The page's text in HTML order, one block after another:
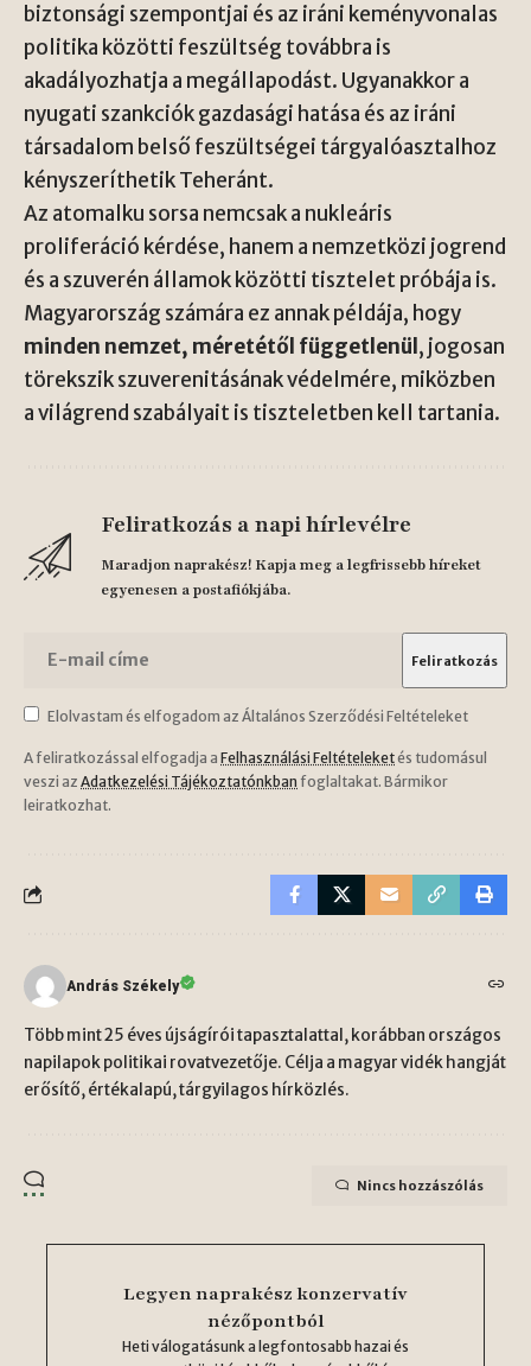
biztonsági szempontjai és az iráni keményvonalas
politika közötti feszültség továbbra is
akadályozhatja a megállapodást. Ugyanakkor a
nyugati szankciók gazdasági hatása és az iráni
társadalom belső feszültségei tárgyalóasztalhoz
kényszeríthetik Teheránt.
Az atomalku sorsa nemcsak a nukleáris
proliferáció kérdése, hanem a nemzetközi jogrend
és a szuverén államok közötti tisztelet próbája is.
Magyarország számára ez annak példája, hogy
minden nemzet, méretétől függetlenül , jogosan
törekszik szuverenitásának védelmére, miközben
a világrend szabályait is tiszteletben kell tartania.
Feliratkozás a napi hírlevélre
Maradjon naprakész! Kapja meg a legfrissebb híreket
egyenesen a postafiókjába.
Elolvastam és elfogadom az Általános Szerződési Feltételeket
A feliratkozással elfogadja a Felhasználási Feltételeketés tudomásul
veszi az Adatkezelési Tájékoztatónkban foglaltakat. Bármikor
leiratkozhat.
András Székely
Több mint 25 éves újságírói tapasztalattal, korábban országos
napilapok politikai rovatvezetője. Célja a magyar vidék hangját
erősítő, értékalapú, tárgyilagos hírközlés.
Nincs hozzászólás
Legyen naprakész konzervatív
nézőpontból
Heti válogatásunk a legfontosabb hazai és